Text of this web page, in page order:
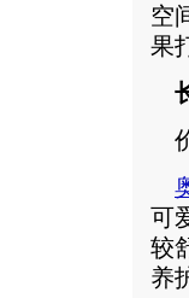
空
果
可
较
养